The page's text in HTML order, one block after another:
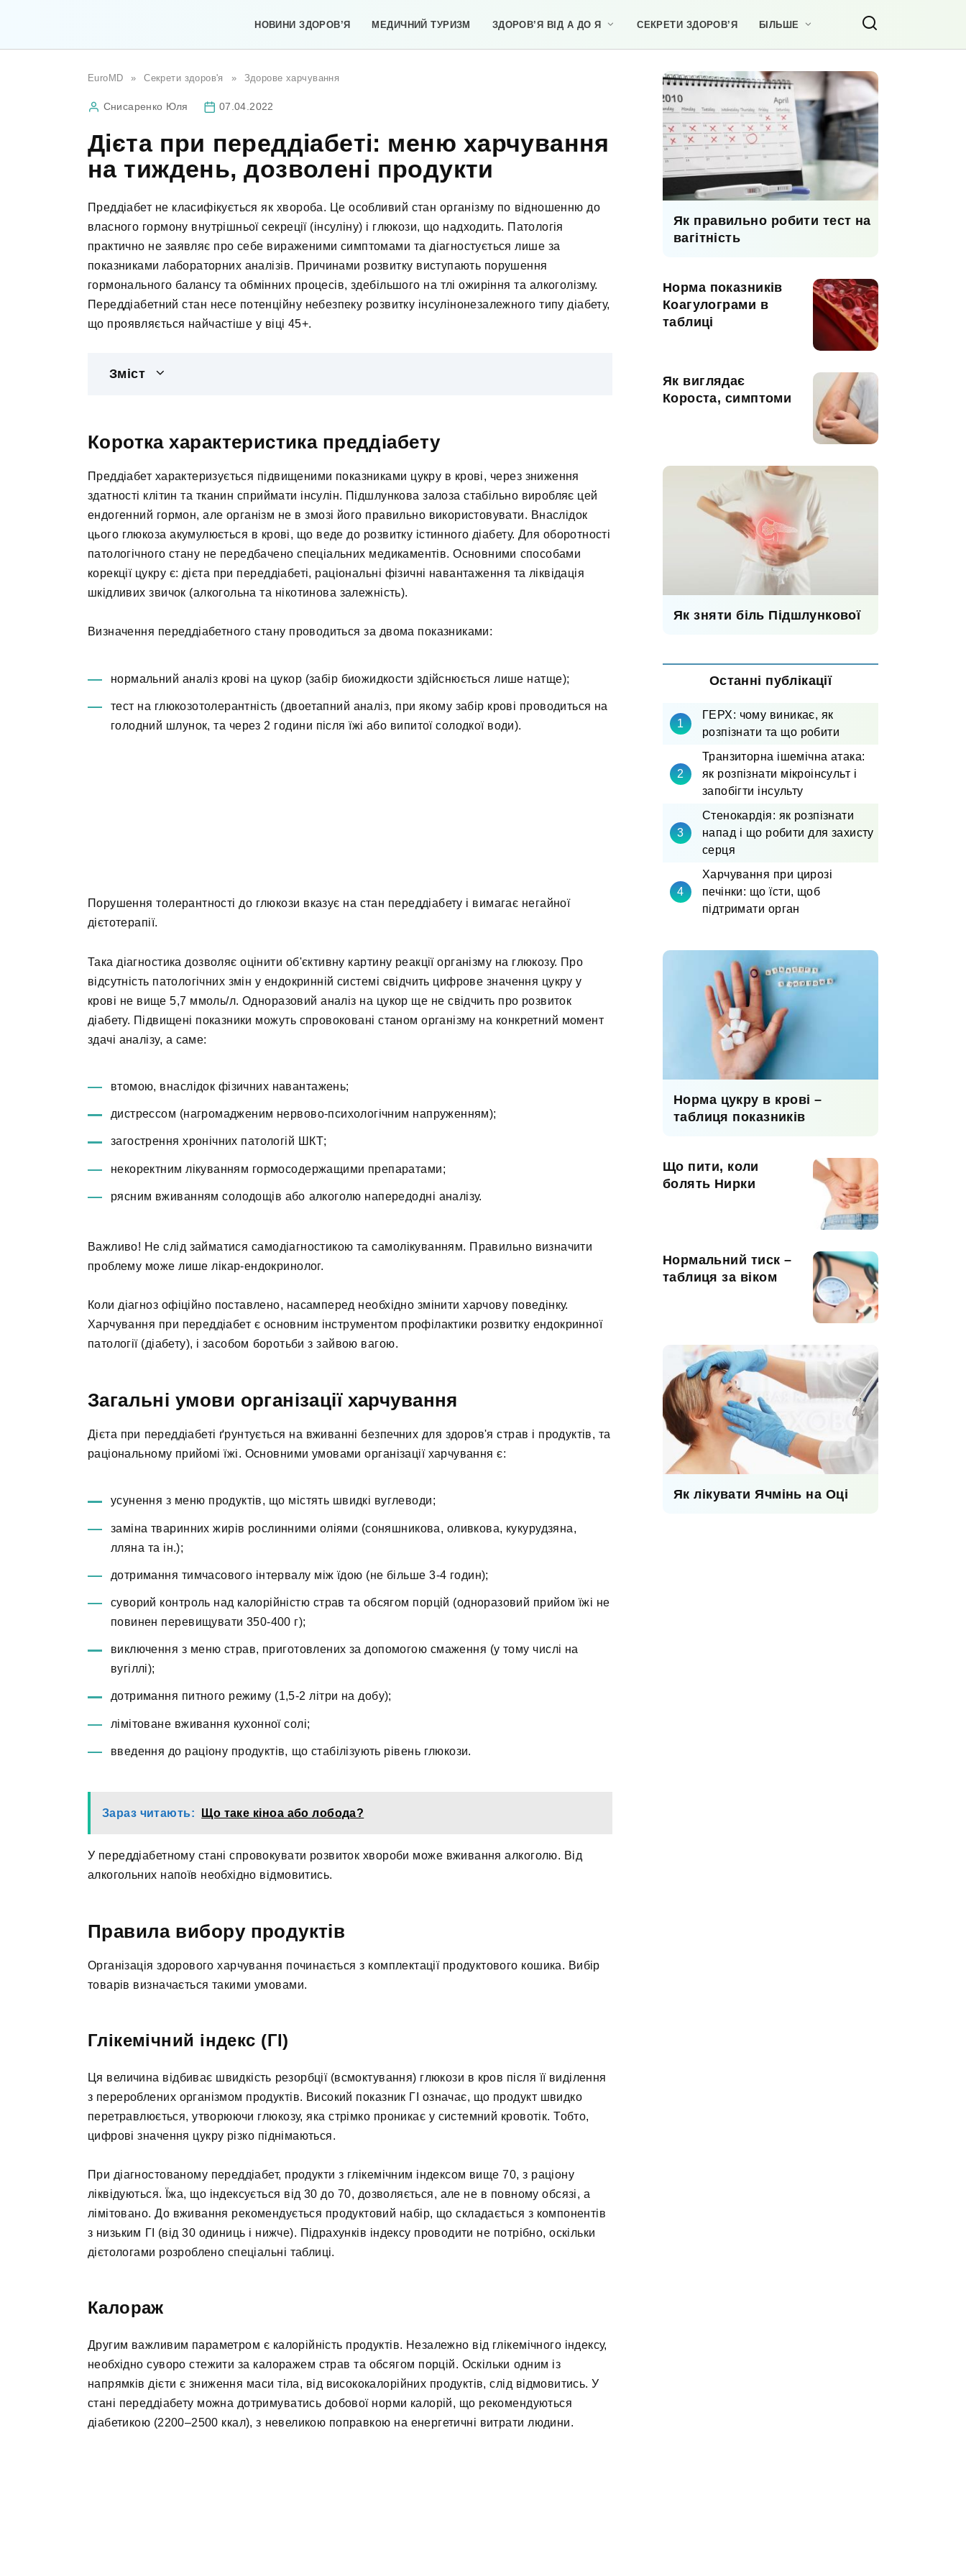
НОВИНИ ЗДОРОВ’Я МЕДИЧНИЙ ТУРИЗМ ЗДОРОВ’Я ВІД А ДО Я СЕКРЕТИ ЗДОРОВ’Я БІЛЬШЕ
EuroMD » Секрети здоров'я » Здорове харчування
Снисаренко Юля 07.04.2022
Дієта при переддіабеті: меню харчування
на тиждень, дозволені продукти
Преддіабет не класифікується як хвороба. Це особливий стан організму по відношенню до
власного гормону внутрішньої секреції (інсуліну) і глюкози, що надходить. Патологія
практично не заявляє про себе вираженими симптомами та діагностується лише за
показниками лабораторних аналізів. Причинами розвитку виступають порушення
гормонального балансу та обмінних процесів, здебільшого на тлі ожиріння та алкоголізму.
Переддіабетний стан несе потенційну небезпеку розвитку інсулінонезалежного типу діабету,
що проявляється найчастіше у віці 45+.
Зміст
Коротка характеристика преддіабету
Преддіабет характеризується підвищеними показниками цукру в крові, через зниження
здатності клітин та тканин сприймати інсулін. Підшлункова залоза стабільно виробляє цей
ендогенний гормон, але організм не в змозі його правильно використовувати. Внаслідок
цього глюкоза акумулюється в крові, що веде до розвитку істинного діабету. Для оборотності
патологічного стану не передбачено спеціальних медикаментів. Основними способами
корекції цукру є: дієта при переддіабеті, раціональні фізичні навантаження та ліквідація
шкідливих звичок (алкогольна та нікотинова залежність).
Визначення переддіабетного стану проводиться за двома показниками:
нормальний аналіз крові на цукор (забір биожидкости здійснюється лише натще);
тест на глюкозотолерантність (двоетапний аналіз, при якому забір крові проводиться на
голодний шлунок, та через 2 години після їжі або випитої солодкої води).
Порушення толерантності до глюкози вказує на стан переддіабету і вимагає негайної
дієтотерапії.
Така діагностика дозволяє оцінити об'єктивну картину реакції організму на глюкозу. Про
відсутність патологічних змін у ендокринній системі свідчить цифрове значення цукру у
крові не вище 5,7 ммоль/л. Одноразовий аналіз на цукор ще не свідчить про розвиток
діабету. Підвищені показники можуть спровоковані станом організму на конкретний момент
здачі аналізу, а саме:
втомою, внаслідок фізичних навантажень;
дистрессом (нагромадженим нервово-психологічним напруженням);
загострення хронічних патологій ШКТ;
некоректним лікуванням гормосодержащими препаратами;
рясним вживанням солодощів або алкоголю напередодні аналізу.
Важливо! Не слід займатися самодіагностикою та самолікуванням. Правильно визначити
проблему може лише лікар-ендокринолог.
Коли діагноз офіційно поставлено, насамперед необхідно змінити харчову поведінку.
Харчування при переддіабет є основним інструментом профілактики розвитку ендокринної
патології (діабету), і засобом боротьби з зайвою вагою.
Загальні умови організації харчування
Дієта при переддіабеті ґрунтується на вживанні безпечних для здоров'я страв і продуктів, та
раціональному прийомі їжі. Основними умовами організації харчування є:
усунення з меню продуктів, що містять швидкі вуглеводи;
заміна тваринних жирів рослинними оліями (соняшникова, оливкова, кукурудзяна,
лляна та ін.);
дотримання тимчасового інтервалу між їдою (не більше 3-4 годин);
суворий контроль над калорійністю страв та обсягом порцій (одноразовий прийом їжі не
повинен перевищувати 350-400 г);
виключення з меню страв, приготовлених за допомогою смаження (у тому числі на
вугіллі);
дотримання питного режиму (1,5-2 літри на добу);
лімітоване вживання кухонної солі;
введення до раціону продуктів, що стабілізують рівень глюкози.
Зараз читають: Що таке кіноа або лобода?
У переддіабетному стані спровокувати розвиток хвороби може вживання алкоголю. Від
алкогольних напоїв необхідно відмовитись.
Правила вибору продуктів
Організація здорового харчування починається з комплектації продуктового кошика. Вибір
товарів визначається такими умовами.
Глікемічний індекс (ГІ)
Ця величина відбиває швидкість резорбції (всмоктування) глюкози в кров після її виділення
з перероблених організмом продуктів. Високий показник ГІ означає, що продукт швидко
перетравлюється, утворюючи глюкозу, яка стрімко проникає у системний кровотік. Тобто,
цифрові значення цукру різко піднімаються.
При діагностованому переддіабет, продукти з глікемічним індексом вище 70, з раціону
ліквідуються. Їжа, що індексується від 30 до 70, дозволяється, але не в повному обсязі, а
лімітовано. До вживання рекомендується продуктовий набір, що складається з компонентів
з низьким ГІ (від 30 одиниць і нижче). Підрахунків індексу проводити не потрібно, оскільки
дієтологами розроблено спеціальні таблиці.
Калораж
Другим важливим параметром є калорійність продуктів. Незалежно від глікемічного індексу,
необхідно суворо стежити за калоражем страв та обсягом порцій. Оскільки одним із
напрямків дієти є зниження маси тіла, від висококалорійних продуктів, слід відмовитись. У
стані переддіабету можна дотримуватись добової норми калорій, що рекомендуються
діабетикою (2200–2500 ккал), з невеликою поправкою на енергетичні витрати людини.
Як правильно робити тест на
вагітність
Норма показників
Коагулограми в
таблиці
Як виглядає
Короста, симптоми
Як зняти біль Підшлункової
Останні публікації
ГЕРХ: чому виникає, як
розпізнати та що робити
Транзиторна ішемічна атака:
як розпізнати мікроінсульт і
запобігти інсульту
Стенокардія: як розпізнати
напад і що робити для захисту
серця
Харчування при цирозі
печінки: що їсти, щоб
підтримати орган
Норма цукру в крові –
таблиця показників
Що пити, коли
болять Нирки
Нормальний тиск –
таблиця за віком
Як лікувати Ячмінь на Оці